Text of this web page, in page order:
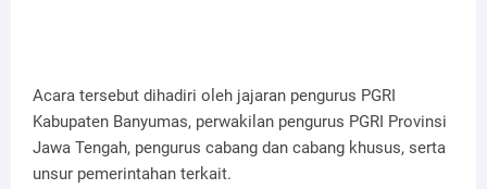
Acara tersebut dihadiri oleh jajaran pengurus PGRI
Kabupaten Banyumas, perwakilan pengurus PGRI Provinsi
Jawa Tengah, pengurus cabang dan cabang khusus, serta
unsur pemerintahan terkait.